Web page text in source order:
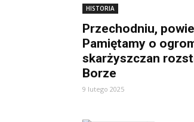
HISTORIA
Przechodniu,
Pamiętamy o
skarżyszczan
Borze
9 lutego 2025